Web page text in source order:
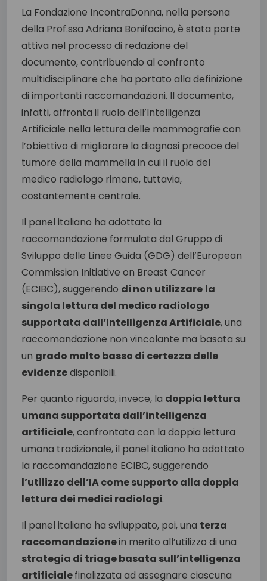
La Fondazione IncontraDonna, nella persona
della Prof.ssa Adriana Bonifacino, è stata parte
attiva nel processo di redazione del
documento, contribuendo al confronto
multidisciplinare che ha portato alla definizione
di importanti raccomandazioni. Il documento,
infatti, affronta il ruolo dell’Intelligenza
Artificiale nella lettura delle mammografie con
l’obiettivo di migliorare la diagnosi precoce del
tumore della mammella in cui il ruolo del
medico radiologo rimane, tuttavia,
costantemente centrale.
Il panel italiano ha adottato la
raccomandazione formulata dal Gruppo di
Sviluppo delle Linee Guida (GDG) dell’European
Commission Initiative on Breast Cancer
(ECIBC), suggerendo di non utilizzare la
singola lettura del medico radiologo
supportata dall’Intelligenza Artificiale, una
raccomandazione non vincolante ma basata su
un grado molto basso di certezza delle
evidenzedisponibili.
Per quanto riguarda, invece, la doppia lettura
umana supportata dall’intelligenza
artificiale, confrontata con la doppia lettura
umana tradizionale, il panel italiano ha adottato
la raccomandazione ECIBC, suggerendo
l’utilizzo dell’IA come supporto alla doppia
lettura dei medici radiologi.
Il panel italiano ha sviluppato, poi, una terza
raccomandazionein merito all’utilizzo di una
strategia di triage basata sull’intelligenza
artificialefinalizzata ad assegnare ciascuna